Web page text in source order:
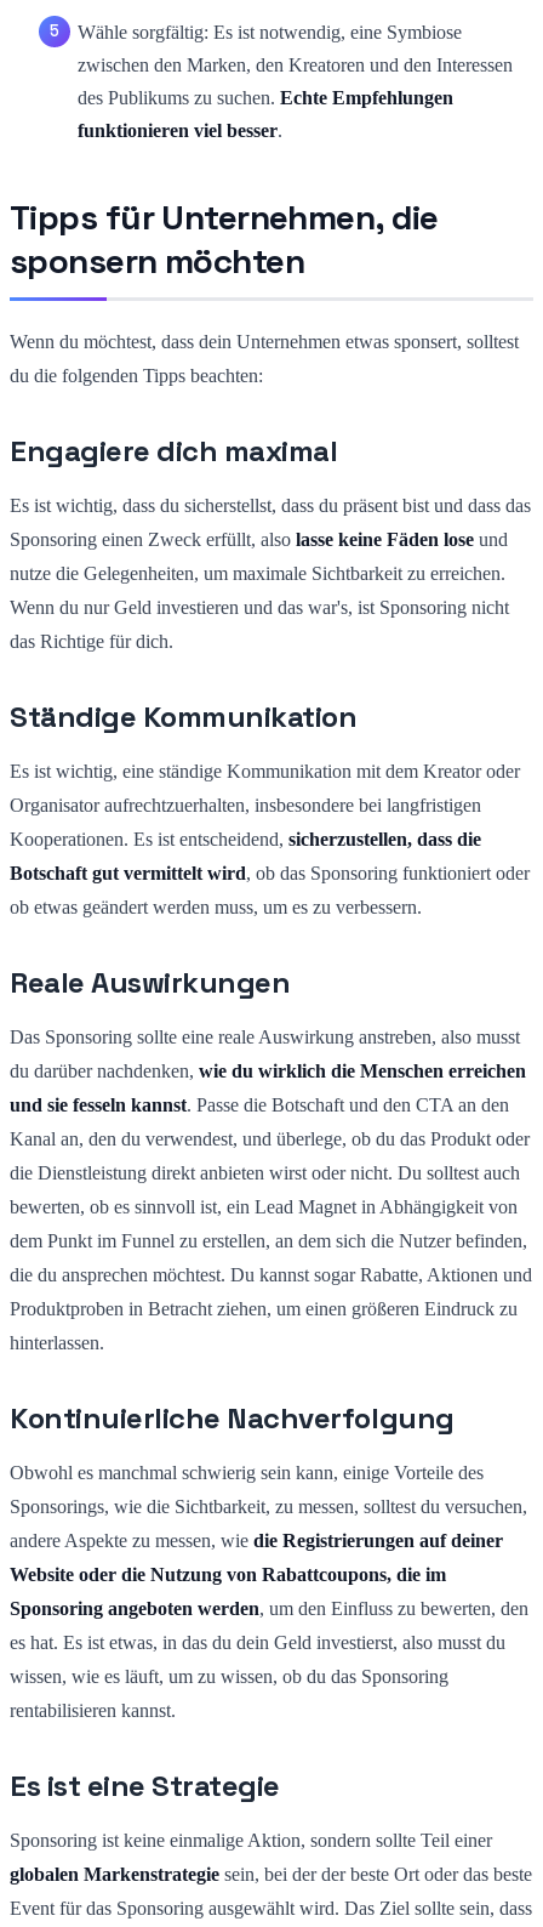
Wähle sorgfältig: Es ist notwendig, eine Symbiose
zwischen den Marken, den Kreatoren und den Interessen
des Publikums zu suchen. Echte Empfehlungen
funktionieren viel besser.
Tipps für Unternehmen, die
sponsern möchten
Wenn du möchtest, dass dein Unternehmen etwas sponsert, solltest
du die folgenden Tipps beachten:
Engagiere dich maximal
Es ist wichtig, dass du sicherstellst, dass du präsent bist und dass das
Sponsoring einen Zweck erfüllt, also lasse keine Fäden lose und
nutze die Gelegenheiten, um maximale Sichtbarkeit zu erreichen.
Wenn du nur Geld investieren und das war's, ist Sponsoring nicht
das Richtige für dich.
Ständige Kommunikation
Es ist wichtig, eine ständige Kommunikation mit dem Kreator oder
Organisator aufrechtzuerhalten, insbesondere bei langfristigen
Kooperationen. Es ist entscheidend, sicherzustellen, dass die
Botschaft gut vermittelt wird, ob das Sponsoring funktioniert oder
ob etwas geändert werden muss, um es zu verbessern.
Reale Auswirkungen
Das Sponsoring sollte eine reale Auswirkung anstreben, also musst
du darüber nachdenken, wie du wirklich die Menschen erreichen
und sie fesseln kannst. Passe die Botschaft und den CTA an den
Kanal an, den du verwendest, und überlege, ob du das Produkt oder
die Dienstleistung direkt anbieten wirst oder nicht. Du solltest auch
bewerten, ob es sinnvoll ist, ein Lead Magnet in Abhängigkeit von
dem Punkt im Funnel zu erstellen, an dem sich die Nutzer befinden,
die du ansprechen möchtest. Du kannst sogar Rabatte, Aktionen und
Produktproben in Betracht ziehen, um einen größeren Eindruck zu
hinterlassen.
Kontinuierliche Nachverfolgung
Obwohl es manchmal schwierig sein kann, einige Vorteile des
Sponsorings, wie die Sichtbarkeit, zu messen, solltest du versuchen,
andere Aspekte zu messen, wie die Registrierungen auf deiner
Website oder die Nutzung von Rabattcoupons, die im
Sponsoring angeboten werden, um den Einfluss zu bewerten, den
es hat. Es ist etwas, in das du dein Geld investierst, also musst du
wissen, wie es läuft, um zu wissen, ob du das Sponsoring
rentabilisieren kannst.
Es ist eine Strategie
Sponsoring ist keine einmalige Aktion, sondern sollte Teil einer
globalen Markenstrategie sein, bei der der beste Ort oder das beste
Event für das Sponsoring ausgewählt wird. Das Ziel sollte sein, dass